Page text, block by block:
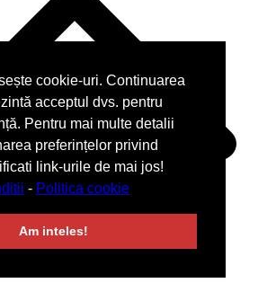
cookie-uri. Continuarea
acceptul dvs. pentru
Pentru mai multe detalii
preferințelor privind
link-urile de mai jos!
- Politica cookie
Am inteles!